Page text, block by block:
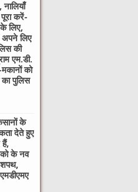
करें-
लिए,
अपने लिए
की
एम.डी.
को
का पुलिस
के
देते हुए
हैं,
के नव
शपथ,